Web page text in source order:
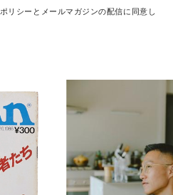
リシーとメールマガジンの配信に同意し